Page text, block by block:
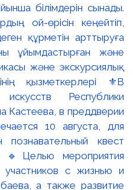
білімдерін сынады.
ой-өрісін кеңейтіп,
құрметін арттыруға
ұйымдастырған және
және экскурсиялық
қызметкерлері ⚜️В
Республики
Кастеева, в преддверии
10 августа, для
квест
🔹Целью мероприятия
с жизнью и
а также развитие